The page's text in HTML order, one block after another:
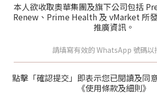
本人欲收取奧華集團及旗下公司包括
Renew、Prime Health 及 vMarket 所
推廣資訊。
點擊「確認提交」即表示您已閱讀及同
《使用條款及細則》